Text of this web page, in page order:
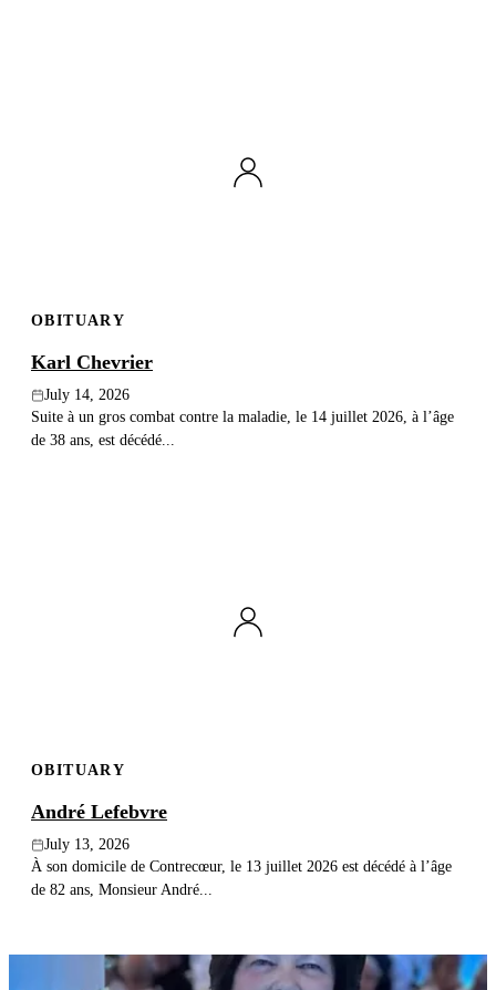
OBITUARY
Karl Chevrier
July 14, 2026
Suite à un gros combat contre la maladie, le 14 juillet 2026, à l’âge
de 38 ans, est décédé...
OBITUARY
André Lefebvre
July 13, 2026
À son domicile de Contrecœur, le 13 juillet 2026 est décédé à l’âge
de 82 ans, Monsieur André...